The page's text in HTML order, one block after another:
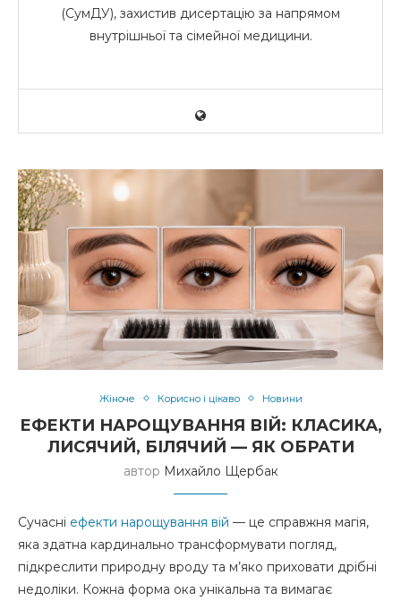
(СумДУ), захистив дисертацію за напрямом
внутрішньої та сімейної медицини.
Жіноче Корисно і цікаво Новини
ЕФЕКТИ НАРОЩУВАННЯ ВІЙ: КЛАСИКА,
ЛИСЯЧИЙ, БІЛЯЧИЙ — ЯК ОБРАТИ
автор Михайло Щербак
Сучасні ефекти нарощування вій — це справжня магія,
яка здатна кардинально трансформувати погляд,
підкреслити природну вроду та м’яко приховати дрібні
недоліки. Кожна форма ока унікальна та вимагає